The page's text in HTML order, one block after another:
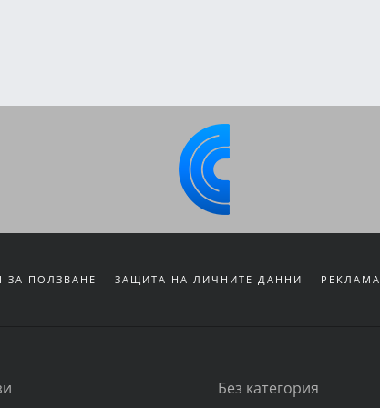
ЗА ПОЛЗВАНЕ ЗАЩИТА НА ЛИЧНИТЕ ДАННИ РЕКЛАМА
Без категория